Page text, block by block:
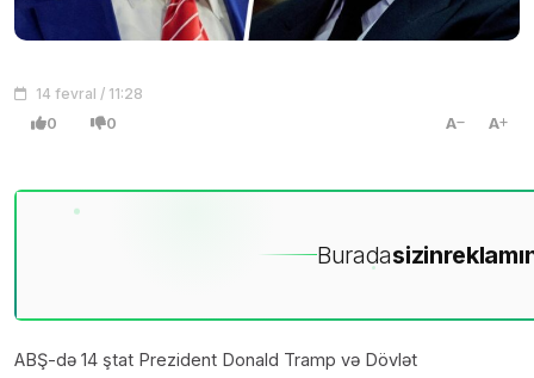
14 fevral / 11:28
0 0 A A
Buradasizin
ABŞ-də 14 ştat Prezident Donald Tramp və Dövlət